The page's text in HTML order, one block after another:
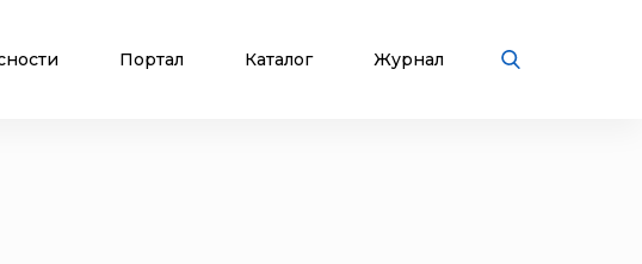
Портал Каталог Журнал